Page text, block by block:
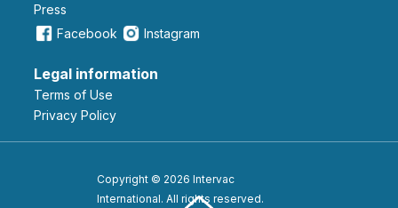
Press
Facebook
Instagram
Legal information
Terms of Use
Privacy Policy
Copyright © 2026 Intervac
International. All rights reserved.